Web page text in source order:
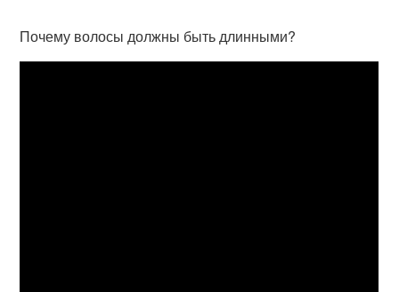
Почему волосы должны быть длинными?